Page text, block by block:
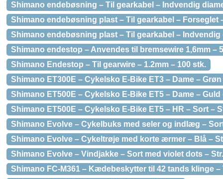
Shimano endebøsning – Til gearkabel – Indvendig
Shimano endebøsning plast – Til gearkabel – Forseglet
Shimano endebøsning plast – Til gearkabel – Indvendig
Shimano endestop – Anvendes til bremsewire 1,6mm –
Shimano Endestop – Til gearwire – 1.2mm – 100 stk.
Shimano ET300E – Cykelsko E-Bike ET3 – Dame – Grøn
Shimano ET500E – Cykelsko E-Bike ET5 – Dame – Guld
Shimano ET500E – Cykelsko E-Bike ET5 – HR – Sort –
Shimano Evolve – Cykelbuks med seler og indlæg –
Shimano Evolve – Cykeltrøje med korte ærmer – Blå –
Shimano Evolve – Vindjakke – Sort med violet dots –
Shimano FC-M361 – Kædebeskytter til 42 tands klinge